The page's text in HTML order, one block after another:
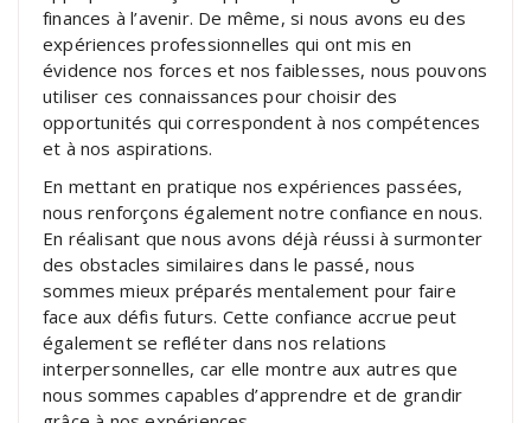
finances à l’avenir. De même, si nous avons eu des
expériences professionnelles qui ont mis en
évidence nos forces et nos faiblesses, nous pouvons
utiliser ces connaissances pour choisir des
opportunités qui correspondent à nos compétences
et à nos aspirations.
En mettant en pratique nos expériences passées,
nous renforçons également notre confiance en nous.
En réalisant que nous avons déjà réussi à surmonter
des obstacles similaires dans le passé, nous
sommes mieux préparés mentalement pour faire
face aux défis futurs. Cette confiance accrue peut
également se refléter dans nos relations
interpersonnelles, car elle montre aux autres que
nous sommes capables d’apprendre et de grandir